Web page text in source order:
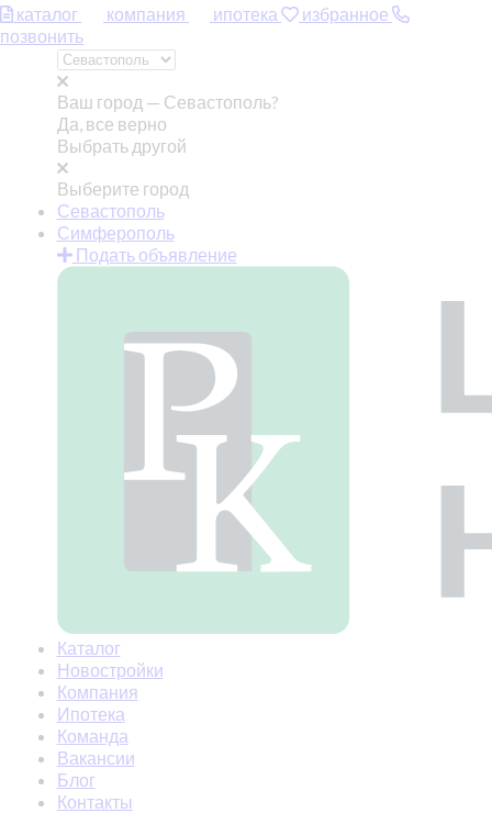
каталог компания ипотека
избранное
позвонить
Ваш город — Севастополь?
Да, все верно
Выбрать другой
Выберите город
Севастополь
Симферополь
Подать объявление
Каталог
Новостройки
Компания
Ипотека
Команда
Вакансии
Блог
Контакты